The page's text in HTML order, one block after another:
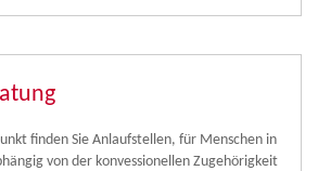
finden Sie Anlaufstellen, für Menschen in
von der konvessionellen Zugehörigkeit